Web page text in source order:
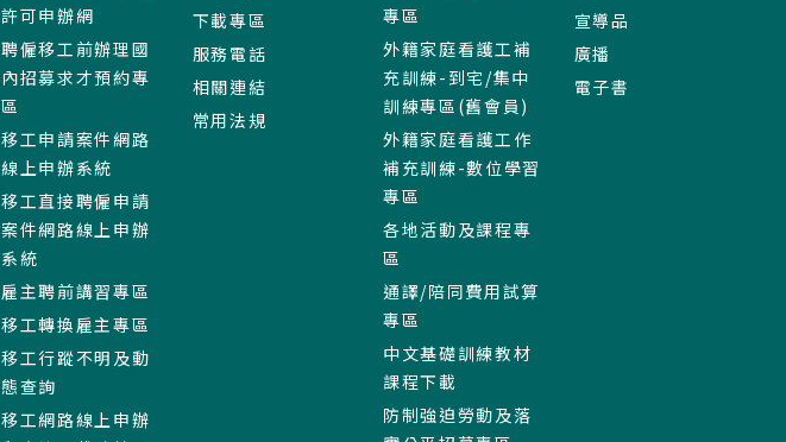
許可申辦網
聘僱移工前辦理國
內招募求才預約專
區
移工申請案件網路
線上申辦系統
移工直接聘僱申請
案件網路線上申辦
系統
雇主聘前講習專區
移工轉換雇主專區
移工行蹤不明及動
態查詢
移工網路線上申辦
下載專區
服務電話
相關連結
常用法規
專區
外籍家庭看護工補
充訓練-到宅/集中
訓練專區(舊會員)
外籍家庭看護工作
補充訓練-數位學習
專區
各地活動及課程專
區
通譯/陪同費用試算
專區
中文基礎訓練教材
課程下載
防制強迫勞動及落
宣導品
廣播
電子書